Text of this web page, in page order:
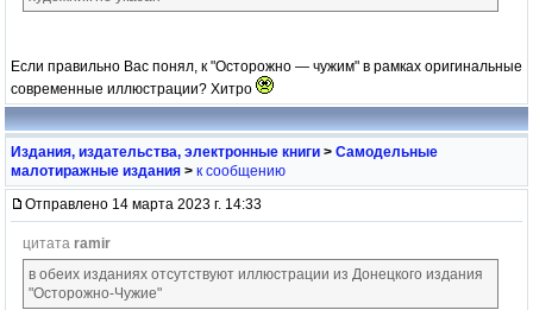
Если правильно Вас понял, к "Осторожно — чужим" в рамках оригинальные
современные иллюстрации? Хитро
Издания, издательства, электронные книги > Самодельные
малотиражные издания > к сообщению
Отправлено 14 марта 2023 г. 14:33
цитата ramir
в обеих изданиях отсутствуют иллюстрации из Донецкого издания
"Осторожно-Чужие"